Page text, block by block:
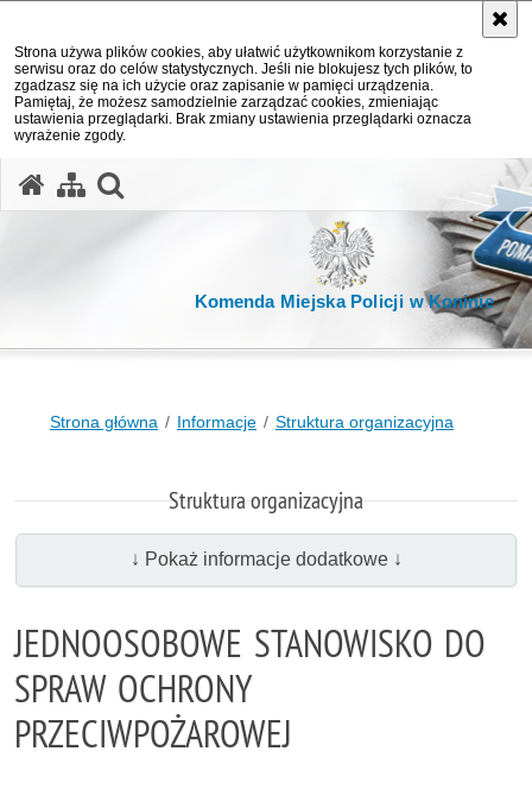
Strona używa plików cookies, aby ułatwić użytkownikom korzystanie z
serwisu oraz do celów statystycznych. Jeśli nie blokujesz tych plików, to
zgadzasz się na ich użycie oraz zapisanie w pamięci urządzenia.
Pamiętaj, że możesz samodzielnie zarządzać cookies, zmieniając
ustawienia przeglądarki. Brak zmiany ustawienia przeglądarki oznacza
wyrażenie zgody.
Komenda Miejska Policji w Koninie
Strona główna Informacje Struktura organizacyjna
Struktura organizacyjna
↓ Pokaż informacje dodatkowe ↓
JEDNOOSOBOWE STANOWISKO DO
SPRAW OCHRONY
PRZECIWPOŻAROWEJ